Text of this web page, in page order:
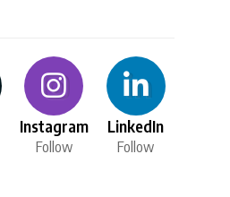
Instagram
Follow
LinkedIn
Follow